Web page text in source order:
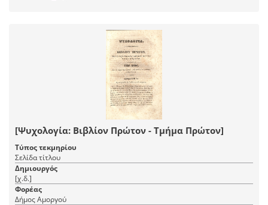
[Ψυχολογία: Βιβλίον Πρώτον - Τμήμα Πρώτον]
Τύπος τεκμηρίου
Σελίδα τίτλου
Δημιουργός
[χ.δ.]
Φορέας
Δήμος Αμοργού